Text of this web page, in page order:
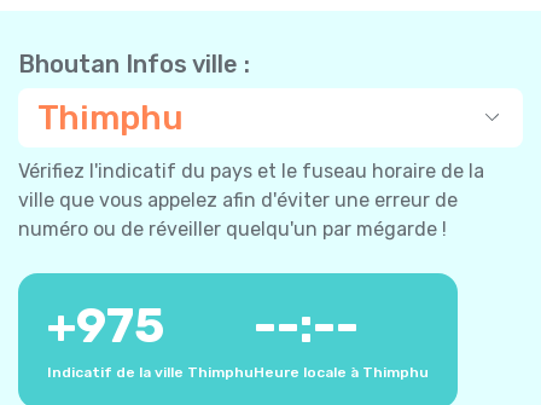
Bhoutan Infos ville :
Thimphu
Vérifiez l'indicatif du pays et le fuseau horaire de la
ville que vous appelez afin d'éviter une erreur de
numéro ou de réveiller quelqu'un par mégarde !
+975
Indicatif de la ville Thimphu
--:--
Heure locale à Thimphu